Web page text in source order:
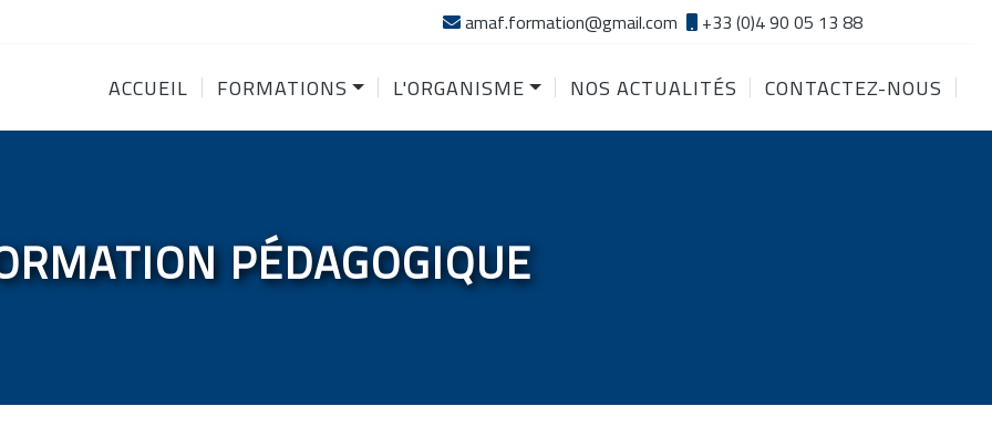
amaf.formation@gmail.com +33 (0)4 90 05 13 88
ACCUEIL FORMATIONS L'ORGANISME NOS ACTUALITÉS CONTACTEZ-NOUS
PÉDAGOGIQUE